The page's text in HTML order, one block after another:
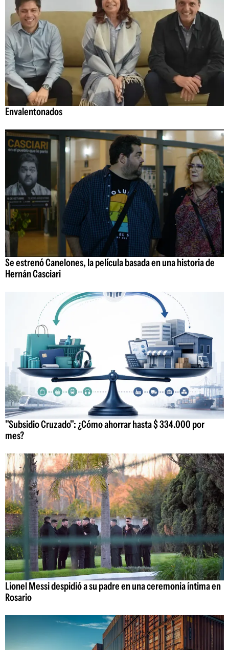
Envalentonados
Se estrenó Canelones, la película basada en una historia de
Hernán Casciari
"Subsidio Cruzado": ¿Cómo ahorrar hasta $ 334.000 por
mes?
Lionel Messi despidió a su padre en una ceremonia íntima en
Rosario